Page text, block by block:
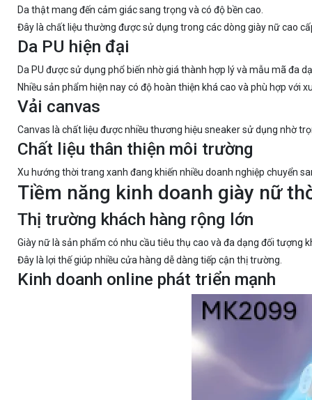
Da thật mang đến cảm giác sang trọng và có độ bền cao.
Đây là chất liệu thường được sử dụng trong các dòng giày nữ cao
Da PU hiện đại
Da PU được sử dụng phổ biến nhờ giá thành hợp lý và mẫu mã đa
Nhiều sản phẩm hiện nay có độ hoàn thiện khá cao và phù hợp với
Vải canvas
Canvas là chất liệu được nhiều thương hiệu sneaker sử dụng nhờ
Chất liệu thân thiện môi trường
Xu hướng thời trang xanh đang khiến nhiều doanh nghiệp chuyển
Tiềm năng kinh doanh giày nữ
Thị trường khách hàng rộng lớn
Giày nữ là sản phẩm có nhu cầu tiêu thụ cao và đa dạng đối tượng
Đây là lợi thế giúp nhiều cửa hàng dễ dàng tiếp cận thị trường.
Kinh doanh online phát triển mạnh